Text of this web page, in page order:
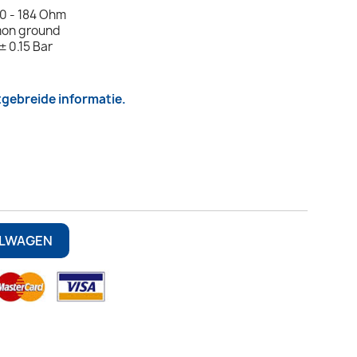
- 184 Ohm
ground
0.15 Bar
informatie.